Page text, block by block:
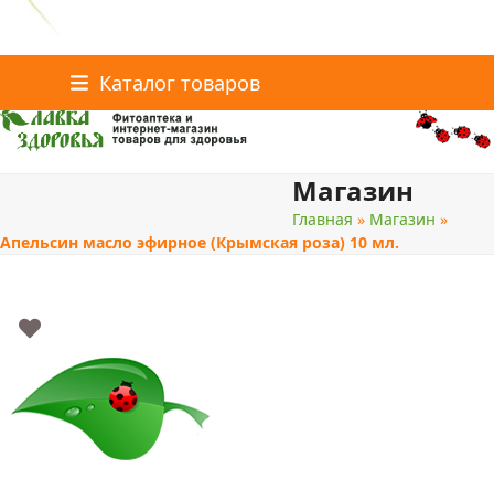
content
Каталог товаров
Доставка и оплата
Скидки
Магазин
Главная » Магазин »
Апельсин масло эфирное (Крымская роза) 10 мл.